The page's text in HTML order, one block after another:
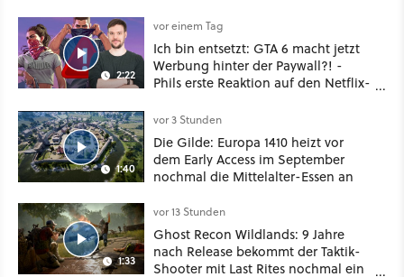
2:22
vor einem Tag
Ich bin entsetzt: GTA 6 macht jetzt
Werbung hinter der Paywall?! -
Phils erste Reaktion auf den Netflix-
1:40
vor 3 Stunden
Die Gilde: Europa 1410 heizt vor
dem Early Access im September
nochmal die Mittelalter-Essen an
1:33
vor 13 Stunden
Ghost Recon Wildlands: 9 Jahre
nach Release bekommt der Taktik-
Shooter mit Last Rites nochmal ein